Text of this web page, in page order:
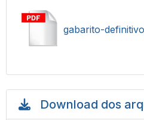
gabarito-
Download dos